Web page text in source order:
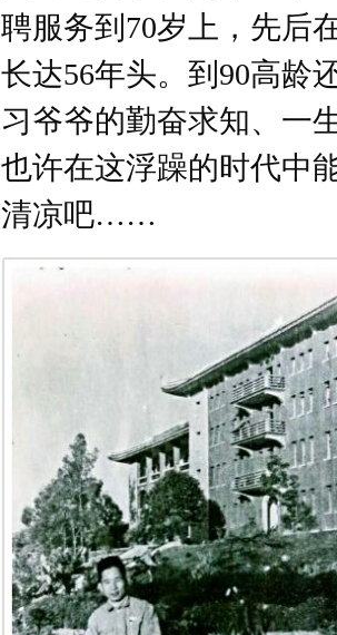
聘服务到70岁上，先后
长达56年头。到90高龄
习爷爷的勤奋求知、一
也许在这浮躁的时代中
清凉吧……